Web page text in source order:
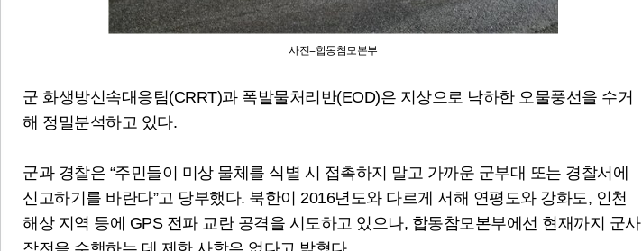
사진=합동참모본부
군 화생방신속대응팀(CRRT)과 폭발물처리반(EOD)은 지상으로 낙하한 오물풍선을 수거
해 정밀분석하고 있다.
군과 경찰은 “주민들이 미상 물체를 식별 시 접촉하지 말고 가까운 군부대 또는 경찰서에
신고하기를 바란다”고 당부했다. 북한이 2016년도와 다르게 서해 연평도와 강화도, 인천
해상 지역 등에 GPS 전파 교란 공격을 시도하고 있으나, 합동참모본부에선 현재까지 군사